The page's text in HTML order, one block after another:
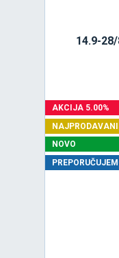
14.9-28/
AKCIJA 5.00%
NOVO